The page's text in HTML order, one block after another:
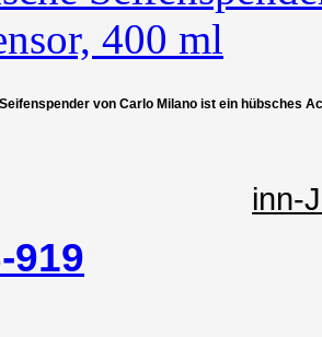
von Carlo Milano ist ein hübsches
inn-
919